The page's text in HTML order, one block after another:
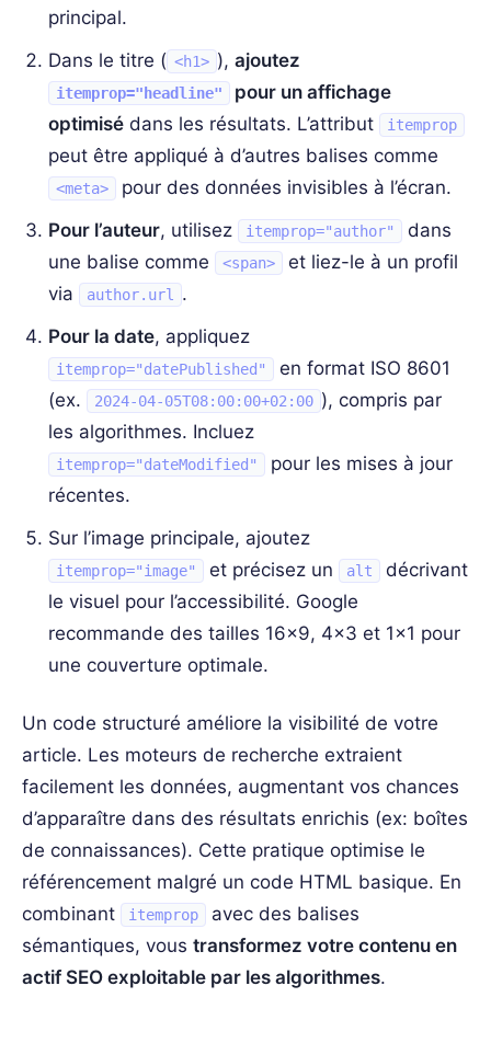
principal.
Dans le titre ( <h1> ), ajoutez
itemprop="headline"
pour un affichage
optimisé dans les résultats. L’attribut itemprop
peut être appliqué à d’autres balises comme
<meta>
pour des données invisibles à l’écran.
Pour l’auteur, utilisez itemprop="author"
dans
une balise comme
<span>
et liez-le à un profil
via
author.url
.
Pour la date, appliquez
itemprop="datePublished"
en format ISO 8601
(ex.
2024-04-05T08:00:00+02:00 ), compris par
les algorithmes. Incluez
itemprop="dateModified"
pour les mises à jour
récentes.
Sur l’image principale, ajoutez
itemprop="image" et précisez un alt
décrivant
le visuel pour l’accessibilité. Google
recommande des tailles 16×9, 4×3 et 1×1 pour
une couverture optimale.
Un code structuré améliore la visibilité de votre
article. Les moteurs de recherche extraient
facilement les données, augmentant vos chances
d’apparaître dans des résultats enrichis (ex: boîtes
de connaissances). Cette pratique optimise le
référencement malgré un code HTML basique. En
combinant
itemprop
avec des balises
sémantiques, vous transformez votre contenu en
actif SEO exploitable par les algorithmes.